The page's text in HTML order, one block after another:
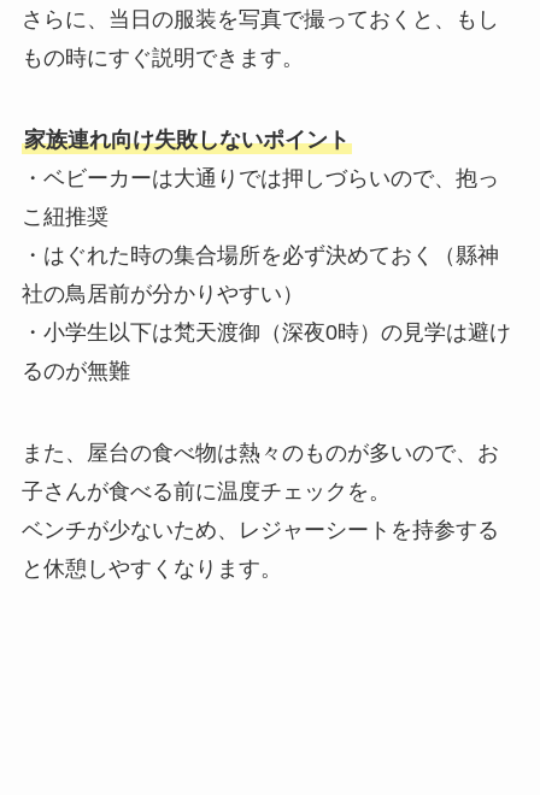
さらに、当日の服装を写真で撮っておくと、もし
もの時にすぐ説明できます。
家族連れ向け失敗しないポイント
・ベビーカーは大通りでは押しづらいので、抱っ
こ紐推奨
・はぐれた時の集合場所を必ず決めておく（縣神
社の鳥居前が分かりやすい）
・小学生以下は梵天渡御（深夜0時）の見学は避け
るのが無難
また、屋台の食べ物は熱々のものが多いので、お
子さんが食べる前に温度チェックを。
ベンチが少ないため、レジャーシートを持参する
と休憩しやすくなります。